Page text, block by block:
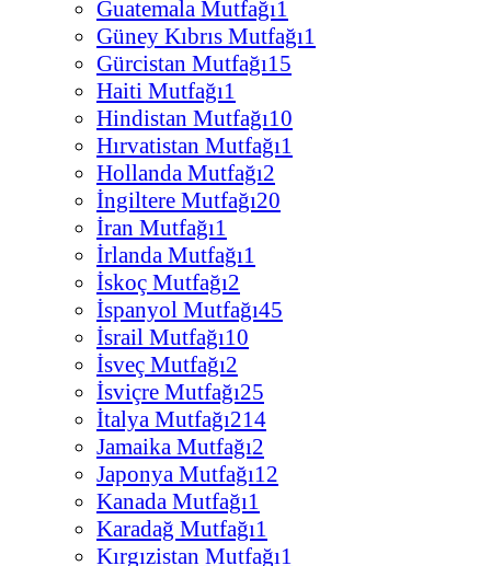
Guatemala Mutfağı1
Güney Kıbrıs Mutfağı1
Gürcistan Mutfağı15
Haiti Mutfağı1
Hindistan Mutfağı10
Hırvatistan Mutfağı1
Hollanda Mutfağı2
İngiltere Mutfağı20
İran Mutfağı1
İrlanda Mutfağı1
İskoç Mutfağı2
İspanyol Mutfağı45
İsrail Mutfağı10
İsveç Mutfağı2
İsviçre Mutfağı25
İtalya Mutfağı214
Jamaika Mutfağı2
Japonya Mutfağı12
Kanada Mutfağı1
Karadağ Mutfağı1
Kırgızistan Mutfağı1